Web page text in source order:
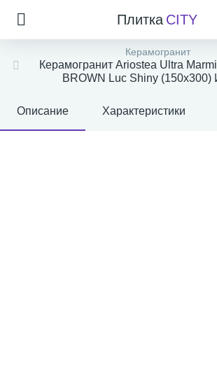
Плитка CITY
Керамогранит
Керамогранит Ariostea Ultra
BROWN Luc Shiny (150x300)
Описание Характеристики